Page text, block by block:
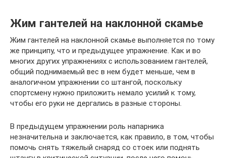
Жим гантелей на наклонной скамье
Жим гантелей на наклонной скамье выполняется по тому
же принципу, что и предыдущее упражнение. Как и во
многих других упражнениях с использованием гантелей,
общий поднимаемый вес в нем будет меньше, чем в
аналогичном упражнении со штангой, поскольку
спортсмену нужно приложить немало усилий к тому,
чтобы его руки не дергались в разные стороны.
В предыдущем упражнении роль напарника
незначительна и заключается, как правило, в том, чтобы
помочь снять тяжелый снаряд со стоек или поднять